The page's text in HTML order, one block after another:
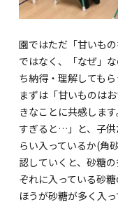
園ではただ「甘いも
ではなく、「なぜ」
ち納得・理解してもら
まずは「甘いものは
きなことに共感しま
すぎると…」と、子供
らい入っているか(角
認していくと、砂糖
ぞれに入っている砂
ほうが砂糖が多く入